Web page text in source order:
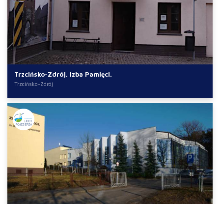
Trzcińsko-Zdrój. Izba Pamięci.
Trzcińsko-Zdrój